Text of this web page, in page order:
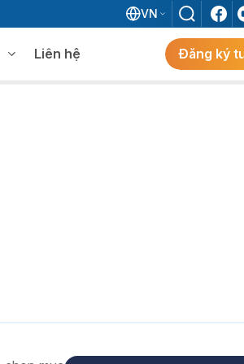
VN
Nghiệp FDI Kiến Tạo Nhà
Liên hệ Đăng ký